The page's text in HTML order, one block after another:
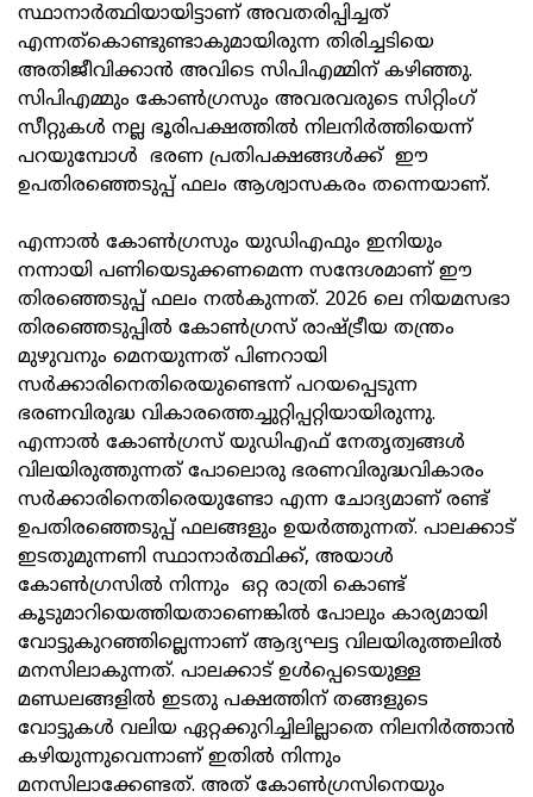
സ്ഥാനാര്‍ത്ഥിയായിട്ടാണ് അവതരിപ്പിച്ചത്
എന്നത്കൊണ്ടുണ്ടാകുമായിരുന്ന തിരിച്ചടിയെ
അതിജീവിക്കാന്‍ അവിടെ സിപിഎമ്മിന് കഴിഞ്ഞു.
സിപിഎമ്മും കോണ്‍ഗ്രസും അവരവരുടെ സിറ്റിംഗ്
സീറ്റുകള്‍ നല്ല ഭൂരിപക്ഷത്തില്‍ നിലനിര്‍ത്തിയെന്ന്
പറയുമ്പോള്‍ ഭരണ പ്രതിപക്ഷങ്ങള്‍ക്ക് ഈ
ഉപതിരഞ്ഞെടുപ്പ് ഫലം ആശ്വാസകരം തന്നെയാണ്.
എന്നാല്‍ കോണ്‍ഗ്രസും യുഡിഎഫും ഇനിയും
നന്നായി പണിയെടുക്കണമെന്ന സന്ദേശമാണ് ഈ
തിരഞ്ഞെടുപ്പ് ഫലം നല്‍കുന്നത്. 2026 ലെ നിയമസഭാ
തിരഞ്ഞെടുപ്പില്‍ കോണ്‍ഗ്രസ് രാഷ്ട്രീയ തന്ത്രം
മുഴുവനും മെനയുന്നത് പിണറായി
സര്‍ക്കാരിനെതിരെയുണ്ടെന്ന് പറയപ്പെടുന്ന
ഭരണവിരുദ്ധ വികാരത്തെച്ചുറ്റിപ്പറ്റിയായിരുന്നു.
എന്നാല്‍ കോണ്‍ഗ്രസ് യുഡിഎഫ് നേതൃത്വങ്ങള്‍
വിലയിരുത്തുന്നത് പോലൊരു ഭരണവിരുദ്ധവികാരം
സര്‍ക്കാരിനെതിരെയുണ്ടോ എന്ന ചോദ്യമാണ് രണ്ട്
ഉപതിരഞ്ഞെടുപ്പ് ഫലങ്ങളും ഉയര്‍ത്തുന്നത്. പാലക്കാട്
ഇടതുമുന്നണി സ്ഥാനാര്‍ത്ഥിക്ക്, അയാള്‍
കോണ്‍ഗ്രസില്‍ നിന്നും ഒറ്റ രാത്രി കൊണ്ട്
കൂടുമാറിയെത്തിയതാണെങ്കില്‍ പോലും കാര്യമായി
വോട്ടുകുറഞ്ഞില്ലെന്നാണ് ആദ്യഘട്ട വിലയിരുത്തലില്‍
മനസിലാകുന്നത്. പാലക്കാട് ഉള്‍പ്പെടെയുള്ള
മണ്ഡലങ്ങളില്‍ ഇടതു പക്ഷത്തിന് തങ്ങളുടെ
വോട്ടുകള്‍ വലിയ ഏറ്റക്കുറിച്ചിലില്ലാതെ നിലനിര്‍ത്താന്‍
കഴിയുന്നുവെന്നാണ് ഇതില്‍ നിന്നും
മനസിലാക്കേണ്ടത്. അത് കോണ്‍ഗ്രസിനെയും